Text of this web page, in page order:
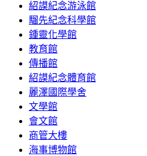
紹謨紀念游泳館
騮先紀念科學館
鍾靈化學館
教育館
傳播館
紹謨紀念體育館
麗澤國際學舍
文學館
會文館
商管大樓
海事博物館